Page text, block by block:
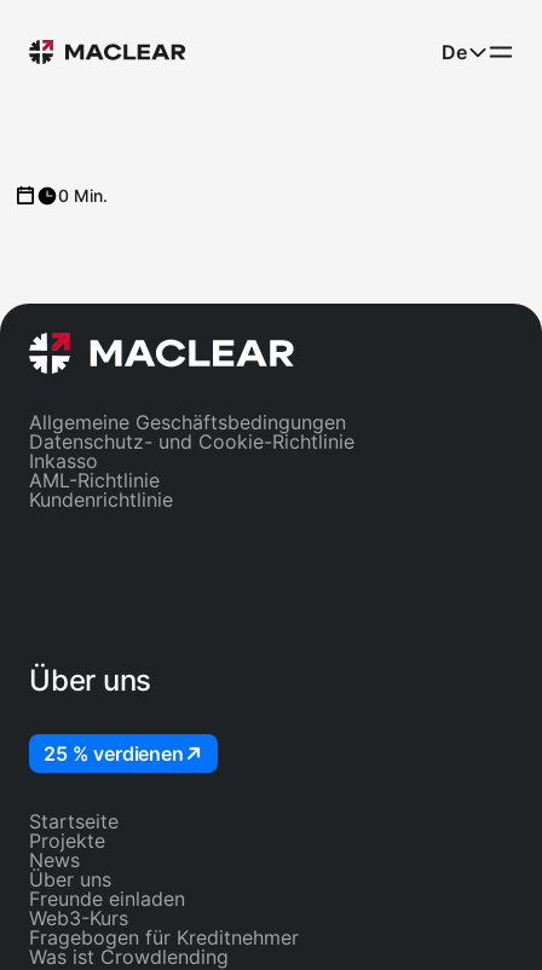
De
0 Min.
Allgemeine Geschäftsbedingungen
Datenschutz- und Cookie-Richtlinie
Inkasso
AML-Richtlinie
Kundenrichtlinie
Über uns
25 % verdienen
Startseite
Projekte
News
Über uns
Freunde einladen
Web3-Kurs
Fragebogen für Kreditnehmer
Was ist Crowdlending